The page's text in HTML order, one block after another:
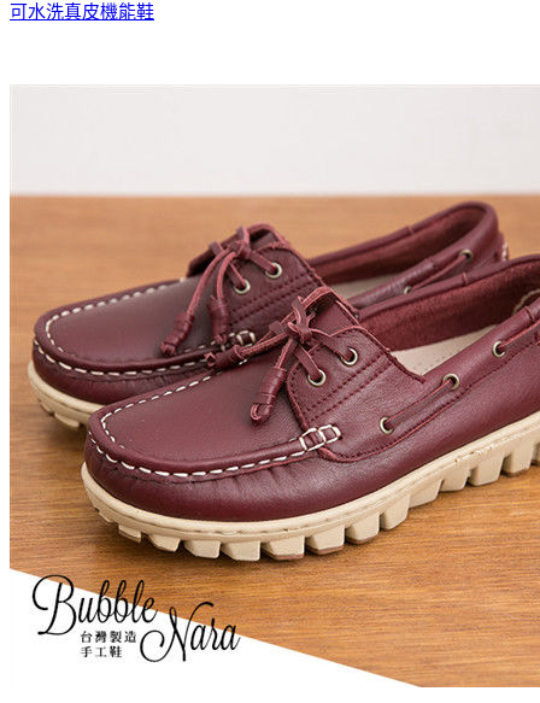
可水洗真皮機能鞋